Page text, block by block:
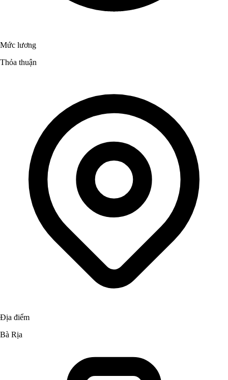
Mức lương
Thỏa thuận
Địa điểm
Bà Rịa